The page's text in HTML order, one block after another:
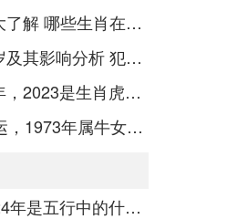
2025年犯太岁的生肖大了解 哪些生肖在2025年犯太岁
2025年哪个生肖犯太岁及其影响分析 犯太岁的生肖及化解方法解析
2023年是属什么生肖年，2023是生肖虎年还是兔年
73年属牛女2023年财运，1973年属牛女2023年每月运势怎样
2024什么生肖年，2024年是五行中的什么生肖年份